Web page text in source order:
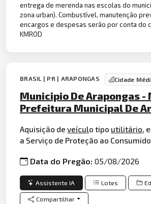
entrega de merenda nas escolas do
zona urban). Combustível, manutenção
encargos e despesas serão por conta do
KMROD
BRASIL | PR | ARAPONGAS Cidade
Municipio De Arapongas -
Prefeitura Municipal De
Aquisição deveículo tipo utilitário,
a Serviço de Proteção ao
Data do Pregão:05/08/2026
Assistente IA Lotes
Compartilhar